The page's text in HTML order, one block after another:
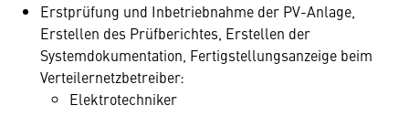
Erstprüfung und Inbetriebnahme der PV-Anlage,
Erstellen des Prüfberichtes, Erstellen der
Systemdokumentation, Fertigstellungsanzeige beim
Verteilernetzbetreiber:
Elektrotechniker